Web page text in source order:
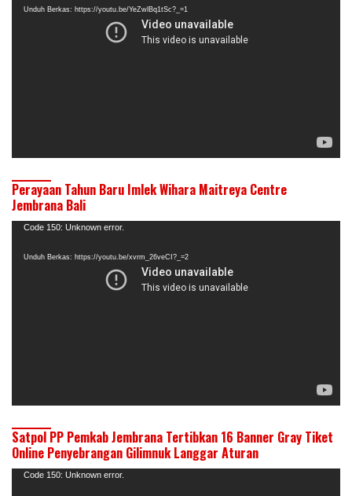
Unduh Berkas: https://youtu.be/YeZwlBq1tSc?_=1
Perayaan Tahun Baru Imlek Wihara Maitreya Centre
Jembrana Bali
Pemutar
Code 150: Unknown error.
Unduh Berkas: https://youtu.be/xvrm_26veCI?_=2
Satpol PP Pemkab Jembrana Tertibkan 16 Banner Gray Tiket
Online Penyebrangan Gilimnuk Langgar Aturan
Pemutar
Code 150: Unknown error.